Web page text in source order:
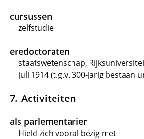
cursussen
zelfstudie
eredoctoraten
staatswetenschap,
juli 1914 (t.g.v. 300-jarig bestaan
Activiteiten
als parlementariër
Hield zich vooral bezig met